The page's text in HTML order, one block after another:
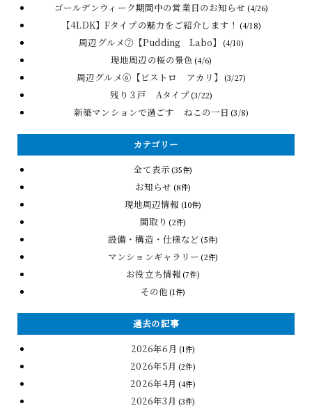
ゴールデンウィーク期間中の営業日のお知らせ (4/26)
【4LDK】Fタイプの魅力をご紹介します！ (4/18)
周辺グルメ⑦【Pudding Labo】 (4/10)
現地周辺の桜の景色 (4/6)
周辺グルメ⑥【ビストロ アカリ】 (3/27)
残り３戸 Aタイプ (3/22)
新築マンションで過ごす ねこの一日 (3/8)
カテゴリー
全て表示 (35件)
お知らせ (8件)
現地周辺情報 (10件)
間取り (2件)
設備・構造・仕様など (5件)
マンションギャラリー (2件)
お役立ち情報 (7件)
その他 (1件)
過去の記事
2026年6月 (1件)
2026年5月 (2件)
2026年4月 (4件)
2026年3月 (3件)